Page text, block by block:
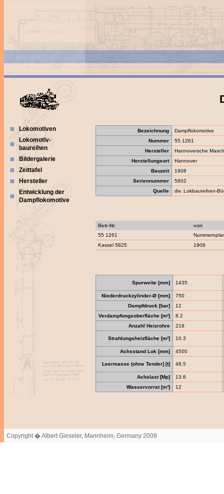
Lokomotiven
Lokomotiv-
baureihen
Bildergalerie
Zeittafel
Hersteller
Entwicklung der
Dampflokomotive
Bezeichnung
Dampflokomotive
Nummer
55 1261
Hersteller
Hannoversche
Herstellungsort
Hannover
Bauzeit
1908
Seriennummer
5802
Quelle
div. Lokbaureihen-
Betr-Nr.
von
55 1261
Kassel 5825
1908
Spurweite [mm] 1435
Niederdruckzylinder-Ø [mm]
750
Dampfdruck [bar]
12
Verdampfungsoberfläche [m²]
8.2
Anzahl Heizrohre
218
Strahlungsheizfläche [m²] 10.3
Achsstand Lok [mm] 4500
Leermasse (ohne Tender] [t] 48.5
Achslast [Mp]
13.6
Wasservorrat [m³]
12
Copyright � Albert Gieseler, Mannheim, Germany 2009